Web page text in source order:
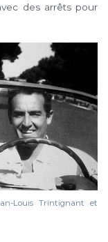
des arrêts pour
Louis Trintignant et